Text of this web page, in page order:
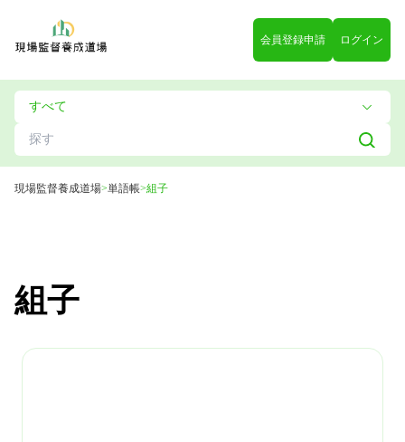
会員登録申請 ログイン
現場監督養成道場>単語帳>組子
組子